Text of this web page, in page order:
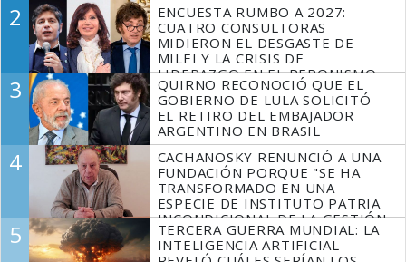
2
ENCUESTA RUMBO A 2027:
CUATRO CONSULTORAS
MIDIERON EL DESGASTE DE
MILEI Y LA CRISIS DE
LIDERAZGO EN EL PERONISMO
3
QUIRNO RECONOCIÓ QUE EL
GOBIERNO DE LULA SOLICITÓ
EL RETIRO DEL EMBAJADOR
ARGENTINO EN BRASIL
4
CACHANOSKY RENUNCIÓ A UNA
FUNDACIÓN PORQUE "SE HA
TRANSFORMADO EN UNA
ESPECIE DE INSTITUTO PATRIA
INCONDICIONAL DE LA GESTIÓN
DE MILEI"
5
TERCERA GUERRA MUNDIAL: LA
INTELIGENCIA ARTIFICIAL